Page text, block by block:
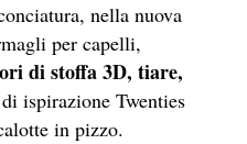
nella nuova
per capelli,
di stoffa 3D, tiare,
ispirazione Twenties
in pizzo.